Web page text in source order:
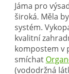
Jáma pro
široká. Měla
systém.
kvalitní
kompostem v
smíchat
(vododržná